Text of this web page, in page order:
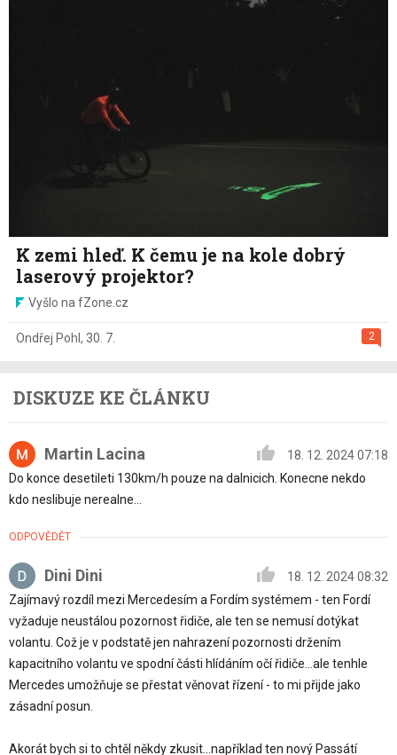
K zemi hleď. K čemu je na kole dobrý
laserový projektor?
Vyšlo na fZone.cz
2
Ondřej Pohl , 30. 7.
DISKUZE KE ČLÁNKU
Martin Lacina
18. 12. 2024 07:18
Do konce desetileti 130km/h pouze na dalnicich. Konecne nekdo
kdo neslibuje nerealne…
ODPOVĚDĚT
Dini Dini
18. 12. 2024 08:32
Zajímavý rozdíl mezi Mercedesím a Fordím systémem - ten Fordí
vyžaduje neustálou pozornost řidiče, ale ten se nemusí dotýkat
volantu. Což je v podstatě jen nahrazení pozornosti držením
kapacitního volantu ve spodní části hlídáním očí řidiče...ale tenhle
Mercedes umožňuje se přestat věnovat řízení - to mi přijde jako
zásadní posun.
Akorát bych si to chtěl někdy zkusit...například ten nový Passátí